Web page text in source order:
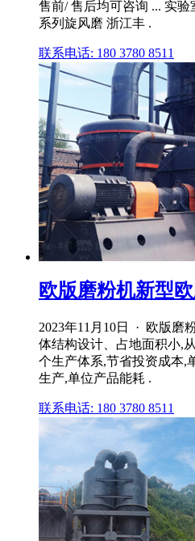
售前/ 售后均可咨询 ... 实
系列旋风磨 浙江丰 .
联系电话: 180 3780 8511
欧版磨粉机新型
2023年11月10日 · 欧版磨
体结构设计、占地面积小,
个生产体系,节省投资成本,
生产,单位产品能耗 .
联系电话: 180 3780 8511